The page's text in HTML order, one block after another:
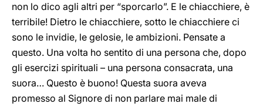
non lo dico agli altri per “sporcarlo”. E le chiacchiere, è
terribile! Dietro le chiacchiere, sotto le chiacchiere ci
sono le invidie, le gelosie, le ambizioni. Pensate a
questo. Una volta ho sentito di una persona che, dopo
gli esercizi spirituali – una persona consacrata, una
suora… Questo è buono! Questa suora aveva
promesso al Signore di non parlare mai male di